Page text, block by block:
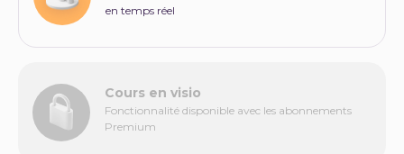
en temps réel
Cours en visio
Fonctionnalité disponible avec les abonnements
Premium